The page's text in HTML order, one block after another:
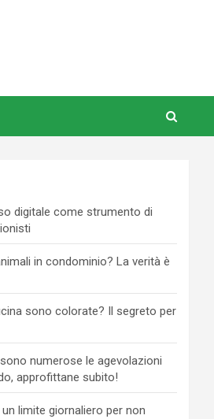
digitale come strumento di
in condominio? La verità è
sono colorate? Il segreto per
numerose le agevolazioni
approfittane subito!
limite giornaliero per non